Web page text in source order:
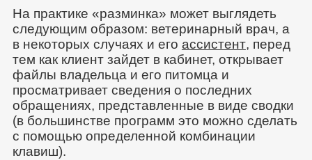
На практике «разминка» может выглядеть
следующим образом: ветеринарный врач, а
в некоторых случаях и его ассистент, перед
тем как клиент зайдет в кабинет, открывает
файлы владельца и его питомца и
просматривает сведения о последних
обращениях, представленные в виде сводки
(в большинстве программ это можно сделать
с помощью определенной комбинации
клавиш).